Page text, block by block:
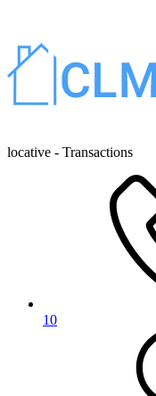
locative - Transactions
10